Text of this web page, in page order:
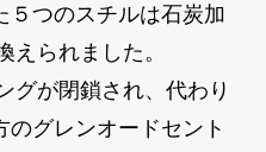
５つのスチルは石炭加
えられました。
グが閉鎖され、代わり
グレンオードセント